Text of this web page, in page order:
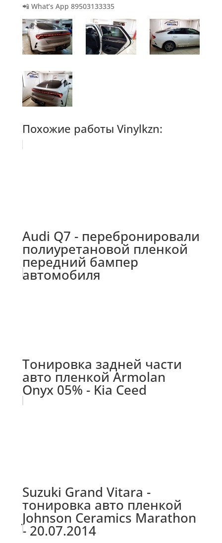
📲 What’s App 89503133335
Похожие работы Vinylkzn:
Audi Q7 - перебронировали
полиуретановой пленкой
передний бампер
автомобиля
Тонировка задней части
авто пленкой Armolan
Onyx 05% - Kia Ceed
Suzuki Grand Vitara -
тонировка авто пленкой
Johnson Ceramics Marathon
- 20.07.2014